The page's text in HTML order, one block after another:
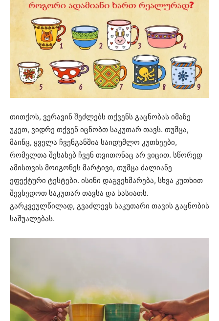
თითქოს, ვერავინ შეძლებს თქვენს გაცნობას იმაზე
უკეთ, ვიდრე თქვენ იცნობთ საკუთარ თავს. თუმცა,
მაინც, ყველა ჩვენგანშია საიდუმლო კუთხეები,
რომელთა შესახებ ჩვენ თვითონაც არ ვიცით. სწორედ
ამისთვის მოიგონეს მარტივი, თუმცა ძალიანე
ეფექტური ტესტები. ისინი დაგვეხმარება, სხვა კუთხით
შევხედოთ საკუთარ თავსა და ხასიათს.
გარკვეულწილად, გვაძლევს საკუთარი თავის გაცნობის
საშუალებას.